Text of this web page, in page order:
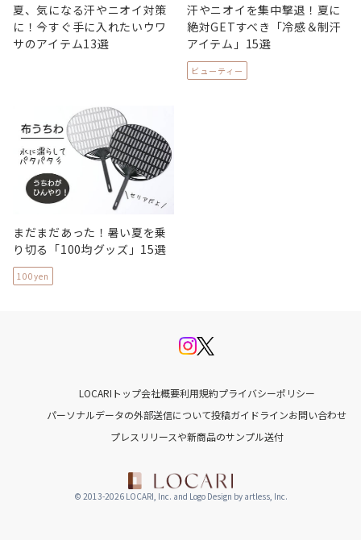
夏、気になる汗やニオイ対策
に！今すぐ手に入れたいウワ
サのアイテム13選
汗やニオイを集中撃退！夏に
絶対GETすべき「冷感＆制汗
アイテム」15選
ビューティー
まだまだあった！暑い夏を乗
り切る「100均グッズ」15選
100yen
LOCARIトップ会社概要利用規約プライバシーポリシー
パーソナルデータの外部送信について投稿ガイドラインお問い合わせ
プレスリリースや新商品のサンプル送付
© 2013-2026 LOCARI, Inc. and Logo Design by artless, Inc.